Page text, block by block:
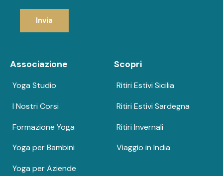
Invia
Associazione
Yoga Studio
I Nostri Corsi
Formazione Yoga
Yoga per Bambini
Yoga per Aziende
Scopri
Ritiri Estivi Sicilia
Ritiri Estivi Sardegna
Ritiri Invernali
Viaggio in India